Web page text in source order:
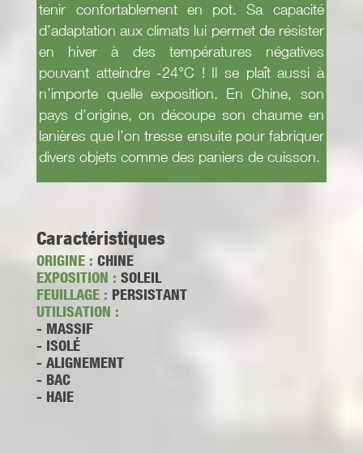
tenir confortablement en pot. Sa capacité
d’adaptation aux climats lui permet de résister
en hiver à des températures négatives
pouvant atteindre -24°C ! Il se plaît aussi à
n’importe quelle exposition. En Chine, son
pays d’origine, on découpe son chaume en
lanières que l’on tresse ensuite pour fabriquer
divers objets comme des paniers de cuisson.
Caractéristiques
ORIGINE : CHINE
EXPOSITION : SOLEIL
FEUILLAGE : PERSISTANT
UTILISATION :
- MASSIF
- ISOLÉ
- ALIGNEMENT
- BAC
- HAIE